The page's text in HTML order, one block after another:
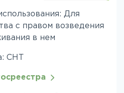
Для
с правом возведения
в нем
СНТ